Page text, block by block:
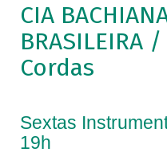
CIA
BRASILEIRA
Cordas
Sextas
19h